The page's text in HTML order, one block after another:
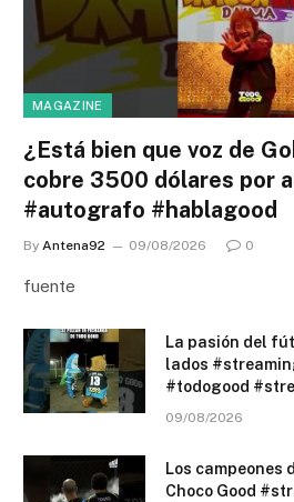
MAGAZINE
¿Está bien que voz de
cobre 3500 dólares por
#autografo #hablagood
By Antena92 09/08/2026 0
fuente
La pasión del
lados
#todogood
09/08/2026
Los campeones
Choco Good